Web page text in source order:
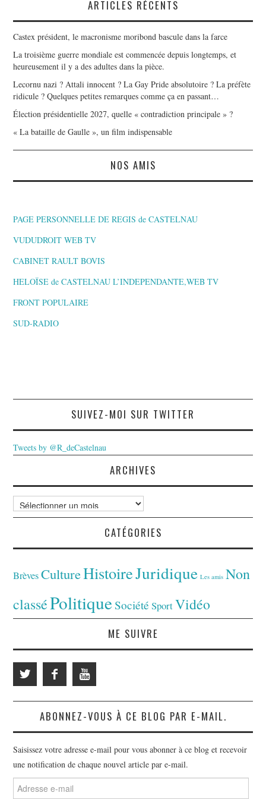
ARTICLES RÉCENTS
Castex président, le macronisme moribond bascule dans la farce
La troisième guerre mondiale est commencée depuis longtemps, et
heureusement il y a des adultes dans la pièce.
Lecornu nazi ? Attali innocent ? La Gay Pride absolutoire ? La préfète
ridicule ? Quelques petites remarques comme ça en passant…
Élection présidentielle 2027, quelle « contradiction principale » ?
« La bataille de Gaulle », un film indispensable
NOS AMIS
PAGE PERSONNELLE DE REGIS de CASTELNAU
VUDUDROIT WEB TV
CABINET RAULT BOVIS
HELOÏSE de CASTELNAU L’INDEPENDANTE,WEB TV
FRONT POPULAIRE
SUD-RADIO
SUIVEZ-MOI SUR TWITTER
Tweets by @R_deCastelnau
ARCHIVES
Archives
CATÉGORIES
Brèves CultureHistoireJuridique Les amis Non
classéPolitiqueSociété SportVidéo
ME SUIVRE
ABONNEZ-VOUS À CE BLOG PAR E-MAIL.
Saisissez votre adresse e-mail pour vous abonner à ce blog et recevoir
une notification de chaque nouvel article par e-mail.
e-